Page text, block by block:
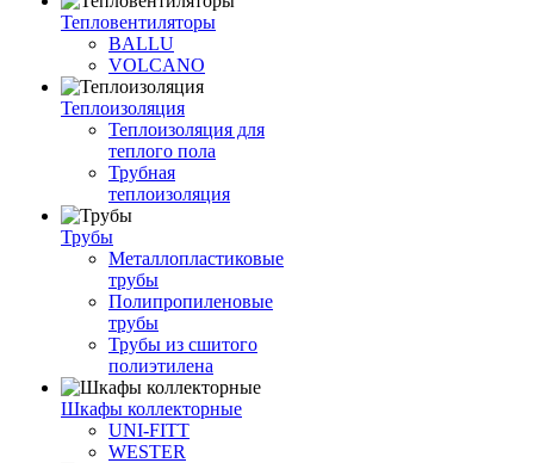
Тепловентиляторы
BALLU
VOLCANO
Теплоизоляция
Теплоизоляция для
теплого пола
Трубная
теплоизоляция
Трубы
Металлопластиковые
трубы
Полипропиленовые
трубы
Трубы из сшитого
полиэтилена
Шкафы коллекторные
UNI-FITT
WESTER